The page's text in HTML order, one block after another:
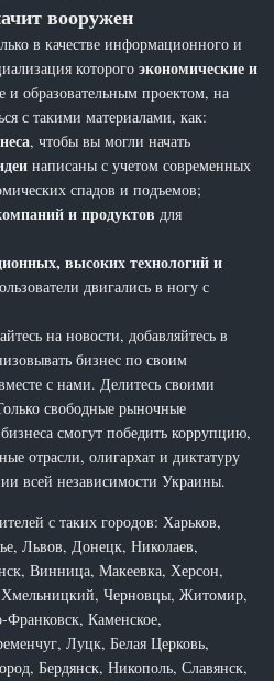
вооружен
в качестве информационного и
которогоэкономические и
и образовательным проектом, на
с такими материалами, как:
, чтобы вы могли начать
написаны с учетом современных
спадов и подъемов;
и продуктов для
высоких технологий и
двигались в ногу с
на новости, добавляйтесь в
бизнес по своим
с нами. Делитесь своими
свободные рыночные
смогут победить коррупцию,
отрасли, олигархат и диктатуру
всей независимости Украины.
с таких городов: Харьков,
Львов, Донецк, Николаев,
Винница, Макеевка, Херсон,
Хмельницкий, Черновцы, Житомир,
Каменское,
Луцк, Белая Церковь,
Бердянск, Никополь, Славянск,